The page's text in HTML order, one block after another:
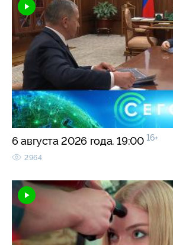
6 августа 2026 года. 19:00 16+
2964